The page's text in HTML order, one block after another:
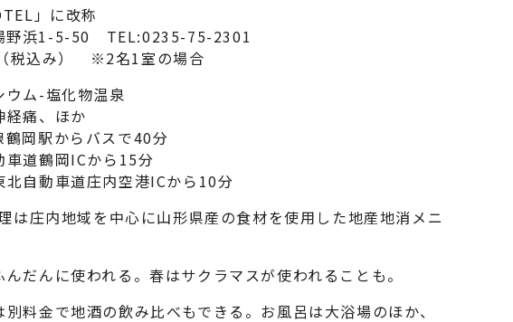
」に改称
野浜1-5-50 TEL:0235-75-2301
税込み） ※2名1室の場合
ム-塩化物温泉
経痛、ほか
岡駅からバスで40分
鶴岡ICから15分
庄内空港ICから10分
は庄内地域を中心に山形県産の食材を使用した地産地消メニ
だんに使われる。春はサクラマスが使われることも。
料金で地酒の飲み比べもできる。お風呂は大浴場のほか、